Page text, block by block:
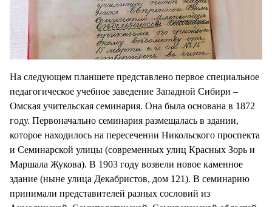
На следующем планшете представлено первое специальное
педагогическое учебное заведение Западной Сибири –
Омская учительская семинария. Она была основана в 1872
году. Первоначально семинария размещалась в здании,
которое находилось на пересечении Никольского проспекта
и Семинарской улицы (современных улиц Красных Зорь и
Маршала Жукова). В 1903 году возвели новое каменное
здание (ныне улица Декабристов, дом 121). В семинарию
принимали представителей разных сословий из